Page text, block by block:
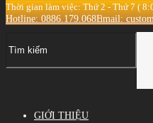
Thời gian làm việc: Thứ 2 - Thứ 7 (
Hotline: 0886.179.068Email:
GIỚI THIỆU